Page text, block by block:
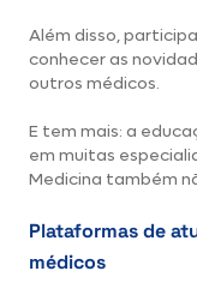
Além disso,
conhecer as
outros médicos.
E tem mais: a
em muitas
Medicina também
Plataformas de
médicos